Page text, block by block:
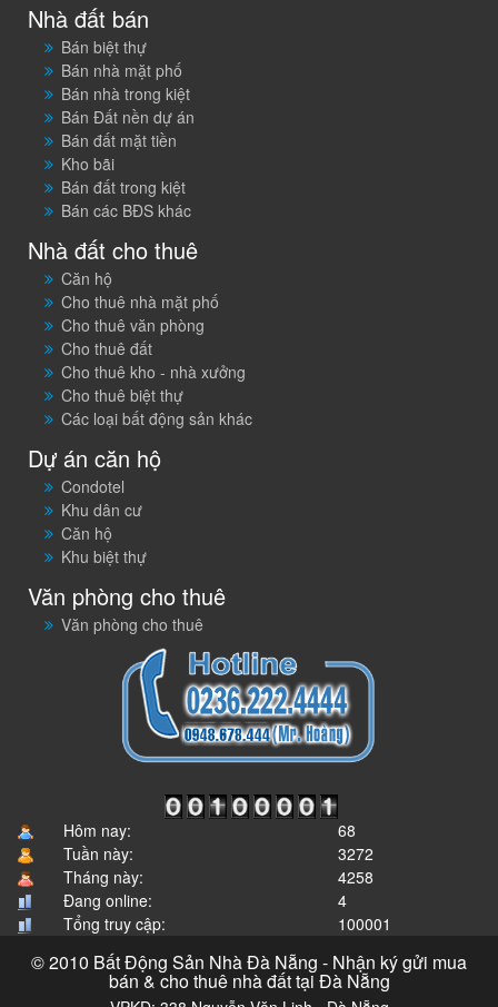
Nhà đất bán
Bán biệt thự
Bán nhà mặt phố
Bán nhà trong kiệt
Bán Đất nền dự án
Bán đất mặt tiền
Kho bãi
Bán đất trong kiệt
Bán các BĐS khác
Nhà đất cho thuê
Căn hộ
Cho thuê nhà mặt phố
Cho thuê văn phòng
Cho thuê đất
Cho thuê kho - nhà xưởng
Cho thuê biệt thự
Các loại bất động sản khác
Dự án căn hộ
Condotel
Khu dân cư
Căn hộ
Khu biệt thự
Văn phòng cho thuê
Văn phòng cho thuê
Hôm nay:
68
Tuần này:
3272
Tháng này:
4258
Đang online:
4
Tổng truy cập:
100001
© 2010 Bất Động Sản Nhà Đà Nẵng - Nhận ký gửi mua
bán & cho thuê nhà đất tại Đà Nẵng